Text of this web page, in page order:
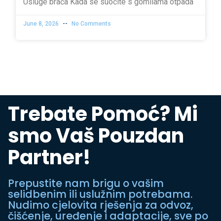
June 8, 2026 No Comments
Trebate Pomoć? Mi
smo Vaš Pouzdan
Partner!
Prepustite nam brigu o vašim
selidbenim ili uslužnim potrebama.
Nudimo cjelovita rješenja za odvoz,
čišćenje, uređenje i adaptacije, sve po